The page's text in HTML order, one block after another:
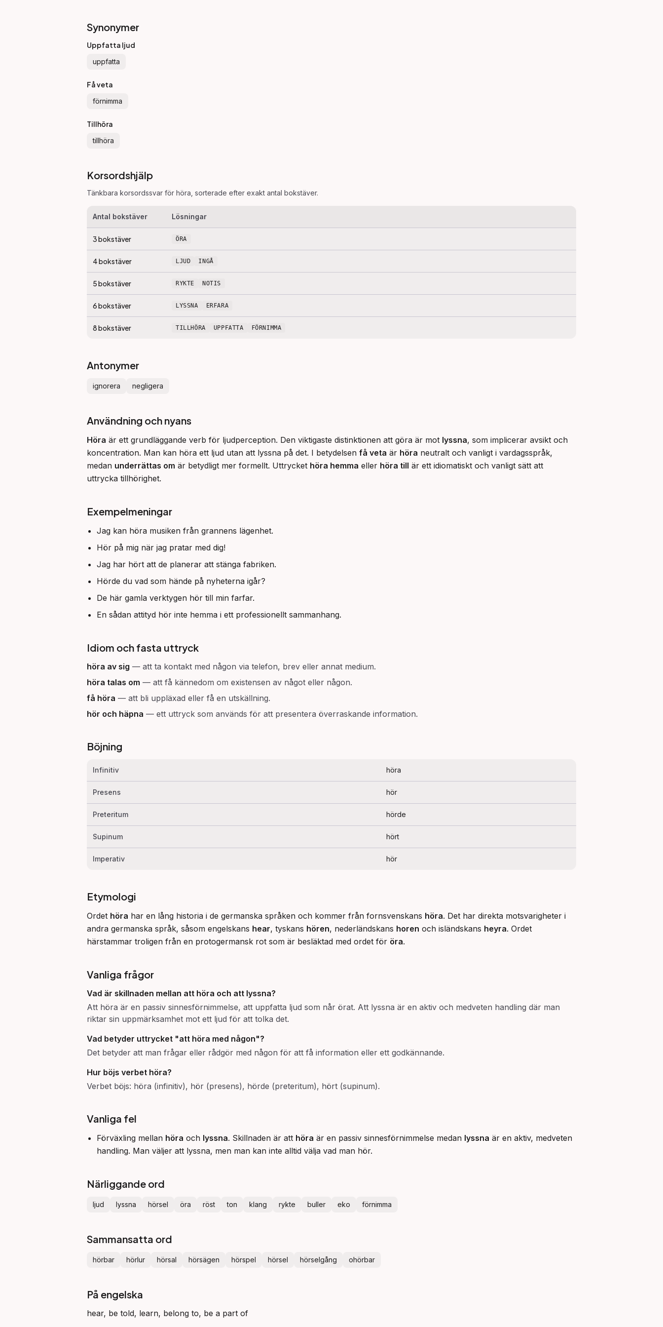
Synonymer
Uppfatta ljud
uppfatta
Få veta
förnimma
Tillhöra
tillhöra
Korsordshjälp
Tänkbara korsordssvar för höra , sorterade efter exakt antal bokstäver.
Antal bokstäver Lösningar
3bokstäver ÖRA
4bokstäver LJUD INGÅ
5bokstäver RYKTE NOTIS
6bokstäver LYSSNA ERFARA
8bokstäver TILLHÖRA UPPFATTA FÖRNIMMA
Antonymer
ignorera negligera
Användning och nyans
Höra är ett grundläggande verb för ljudperception. Den viktigaste distinktionen att göra är mot lyssna, som implicerar avsikt och
koncentration. Man kan höra ett ljud utan att lyssna på det. I betydelsen få veta är höra neutralt och vanligt i vardagsspråk,
medan underrättas om är betydligt mer formellt. Uttrycket höra hemma eller höra till är ett idiomatiskt och vanligt sätt att
uttrycka tillhörighet.
Exempelmeningar
Jag kan höra musiken från grannens lägenhet.
Hör på mig när jag pratar med dig!
Jag har hört att de planerar att stänga fabriken.
Hörde du vad som hände på nyheterna igår?
De här gamla verktygen hör till min farfar.
En sådan attityd hör inte hemma i ett professionellt sammanhang.
Idiom och fasta uttryck
höra av sig — att ta kontakt med någon via telefon, brev eller annat medium.
höra talas om — att få kännedom om existensen av något eller någon.
få höra — att bli uppläxad eller få en utskällning.
hör och häpna — ett uttryck som används för att presentera överraskande information.
Böjning
Infinitiv höra
Presens hör
Preteritum hörde
Supinum hört
Imperativ hör
Etymologi
Ordet höra har en lång historia i de germanska språken och kommer från fornsvenskans höra. Det har direkta motsvarigheter i
andra germanska språk, såsom engelskans hear, tyskans hören, nederländskans horen och isländskans heyra. Ordet
härstammar troligen från en protogermansk rot som är besläktad med ordet för öra.
Vanliga frågor
Vad är skillnaden mellan att höra och att lyssna?
Att höra är en passiv sinnesförnimmelse, att uppfatta ljud som når örat. Att lyssna är en aktiv och medveten handling där man
riktar sin uppmärksamhet mot ett ljud för att tolka det.
Vad betyder uttrycket "att höra med någon"?
Det betyder att man frågar eller rådgör med någon för att få information eller ett godkännande.
Hur böjs verbet höra?
Verbet böjs: höra (infinitiv), hör (presens), hörde (preteritum), hört (supinum).
Vanliga fel
Förväxling mellan höra och lyssna. Skillnaden är att höra är en passiv sinnesförnimmelse medan lyssna är en aktiv, medveten
handling. Man väljer att lyssna, men man kan inte alltid välja vad man hör.
Närliggande ord
ljud lyssna hörsel öra röst ton klang rykte buller eko förnimma
Sammansatta ord
hörbar hörlur hörsal hörsägen hörspel hörsel hörselgång ohörbar
På engelska
hear, be told, learn, belong to, be a part of